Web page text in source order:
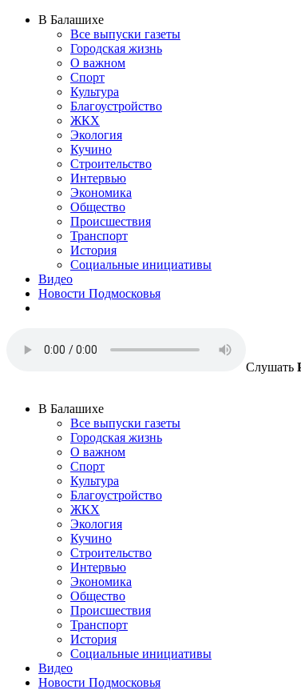
В Балашихе
Все выпуски газеты
Городская жизнь
О важном
Спорт
Культура
Благоустройство
ЖКХ
Экология
Кучино
Строительство
Интервью
Экономика
Общество
Происшествия
Транспорт
История
Социальные инициативы
Видео
Новости Подмосковья
Слушать
В Балашихе
Все выпуски газеты
Городская жизнь
О важном
Спорт
Культура
Благоустройство
ЖКХ
Экология
Кучино
Строительство
Интервью
Экономика
Общество
Происшествия
Транспорт
История
Социальные инициативы
Видео
Новости Подмосковья